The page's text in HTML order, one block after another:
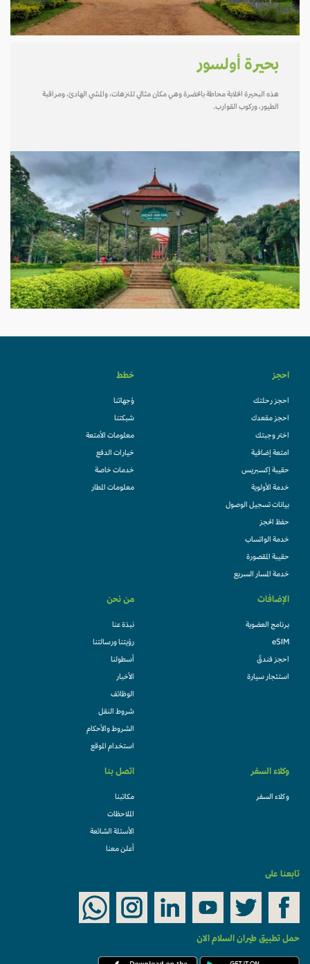
بحيرة أولسور
هذه البحيرة الخلابة محاطة بالخضرة وهي مكان مثالي للنزهات، والمشي الهادئ، ومراقبة
الطيور، وركوب القوارب.
احجز
احجز رحلتك
احجز مقعدك
اختر وجبتك
امتعة إضافية
حقيبة إكسبريس
خدمة الأولوية
بيانات تسجيل الوصول
حفظ الحجز
خدمة الواتساب
حقيبة المقصورة
خدمة المسار السريع
خطط
وُجهاتنا
شبكتنا
معلومات الأمتعة
خيارات الدفع
خدمات خاصة
معلومات المطار
الإضافات
برنامج العضوية
eSIM
احجز فندقً
استئجار سيارة
من نحن
نبذة عنا
رؤيتنا ورسالتنا
أسطولنا
الأخبار
الوظائف
شروط النقل
الشروط والأحكام
استخدام الموقع
وكلاء السفر
وكلاء السفر
اتصل بنا
مكاتبنا
الملاحظات
الأسئلة الشائعة
أعلن معنا
تابعنا على
حمل تطبيق طيران السلام الان